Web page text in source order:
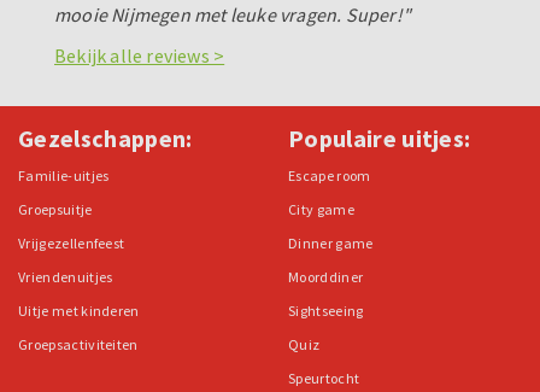
mooie Nijmegen met leuke vragen. Super!"
Bekijk alle reviews >
Gezelschappen:
Familie-uitjes
Groepsuitje
Vrijgezellenfeest
Vriendenuitjes
Uitje met kinderen
Groepsactiviteiten
Populaire uitjes:
Escape room
City game
Dinner game
Moorddiner
Sightseeing
Quiz
Speurtocht